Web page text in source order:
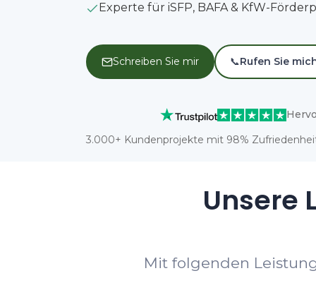
Experte für iSFP, BAFA & KfW-
Schreiben Sie mir 📞Rufen Sie
3.000+ Kundenprojekte mit 98%
Unsere
Mit folgenden